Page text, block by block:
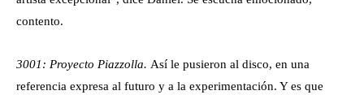
contento.
3001: Proyecto Piazzolla. Así le pusieron al disco, en una
referencia expresa al futuro y a la experimentación. Y es que